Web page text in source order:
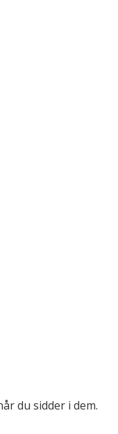
du sidder i dem.